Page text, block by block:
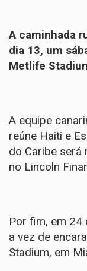
A caminhada
dia 13, um
Metlife
A equipe
reúne Haiti e
do Caribe será
no Lincoln
Por fim, em 24
a vez de
Stadium, em